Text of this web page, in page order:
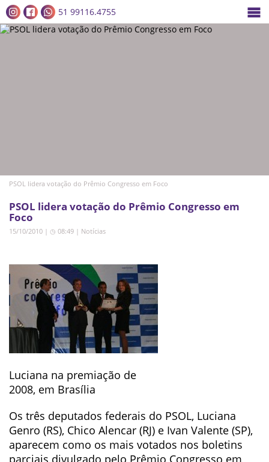
51 99116.4755
PSOL lidera votação do Prêmio Congresso em Foco
PSOL lidera votação do Prêmio Congresso em
Foco
15/10/2010 | ◷ 08:49 | Notícias
Luciana na premiação de
2008, em Brasília
Os três deputados federais do PSOL, Luciana
Genro (RS), Chico Alencar (RJ) e Ivan Valente (SP),
aparecem como os mais votados nos boletins
parciais divulgado pelo Prêmio Congresso em